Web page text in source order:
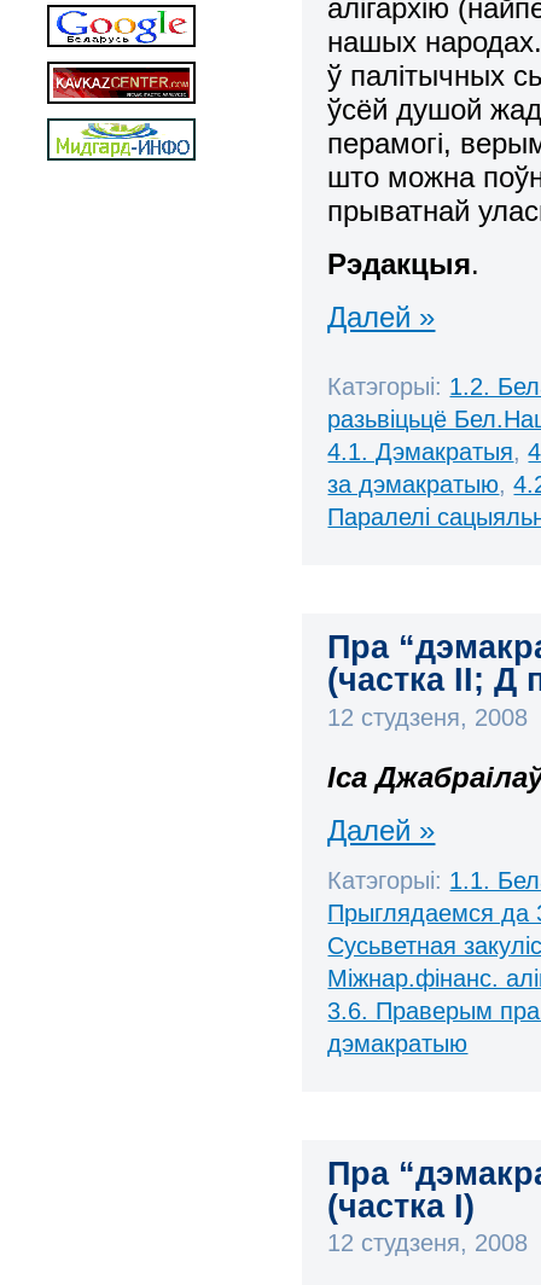
алігархію
нашых
ў палітычных
ўсёй душой
перамогі,
што можна
прыватнай
Рэдакцыя.
Далей »
Катэгорыі: 1.2.
разьвіцьцё
4.1. Дэмакратыя,
за дэмакратыю,
Паралелі
Пра
(частка ІІ; Д
12 студзеня, 2008
Іса
Далей »
Катэгорыі: 1.1.
Прыглядаемся да
Сусьветная
Міжнар.фінанс.
3.6. Праверым
дэмакратыю
Пра
(частка І)
12 студзеня, 2008